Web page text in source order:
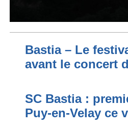
Bastia – Le
avant le concert
SC Bastia :
Puy-en-Velay ce